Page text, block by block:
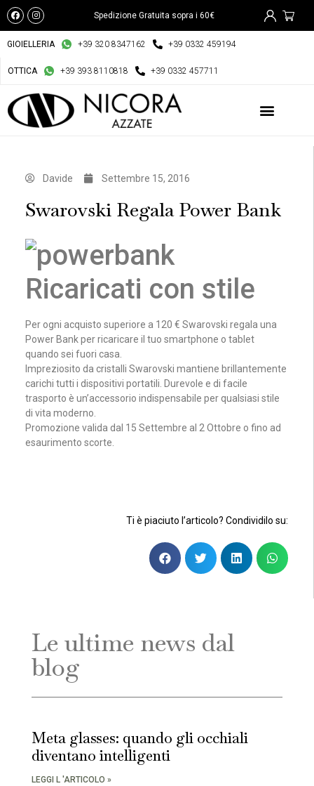
Spedizione Gratuita sopra i 60€
GIOIELLERIA +39 320 8347162 +39 0332 459194
OTTICA +39 393 8110818 +39 0332 457711
Davide Settembre 15, 2016
Swarovski Regala Power Bank
Ricaricati con stile
Per ogni acquisto superiore a 120 € Swarovski regala una
Power Bank per ricaricare il tuo smartphone o tablet
quando sei fuori casa.
Impreziosito da cristalli Swarovski mantiene brillantemente
carichi tutti i dispositivi portatili. Durevole e di facile
trasporto è un’accessorio indispensabile per qualsiasi stile
di vita moderno.
Promozione valida dal 15 Settembre al 2 Ottobre o fino ad
esaurimento scorte.
Ti è piaciuto l’articolo? Condividilo su:
Le ultime news dal
blog
Meta glasses: quando gli occhiali
diventano intelligenti
LEGGI L 'ARTICOLO »